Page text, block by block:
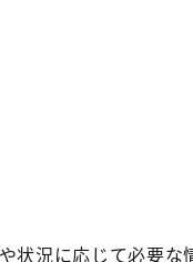
状況に応じて必要な